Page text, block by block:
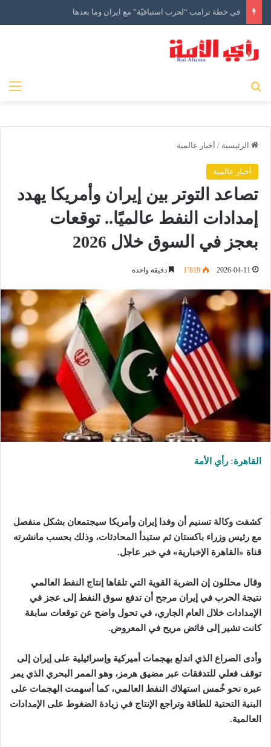
في خطة ترامب “لحرب استباقيّة” مع ايران وما بعدها
الرئيسية / أخبار عالمية
أخبار عالمية
تصاعد التوتر بين إيران وأمريكا يهدد
إمدادات النفط عالميًا.. توقعات
بعجز في السوق خلال 2026
2026-04-11 1٬819 دقيقة واحدة
القاهرة: رأي الأمة
كشفت وكالة تسنيم أن وفدا إيران وأمريكا سيجتمعان بشكل منفصل
مع رئيس وزراء باكستان ثم ستبدأ المحادثات، وذلك بحسب مانشرته
قناة «القاهرة الإخبارية» في خبر عاجل.
وقال محللون إن الضربة القوية التي تلقاها إنتاج النفط العالمي
نتيجة الحرب في إيران مرجح أن تدفع سوق النفط إلى عجز في
الإمدادات خلال العام الجاري، في تحول واضح عن توقعات سابقة
كانت تشير إلى فائض مريح في المعروض.
وأدى الصراع الذي اندلع بهجمات أميركية وإسرائيلية على إيران إلى
توقف فعلي للتدفقات عبر مضيق هرمز، وهو الممر البحري الذي يمر
عبره نحو خُمس استهلاك النفط العالمي، كما أسهمت الهجمات على
البنية التحتية للطاقة وتراجع الإنتاج في زيادة الضغوط على الإمدادات
العالمية.